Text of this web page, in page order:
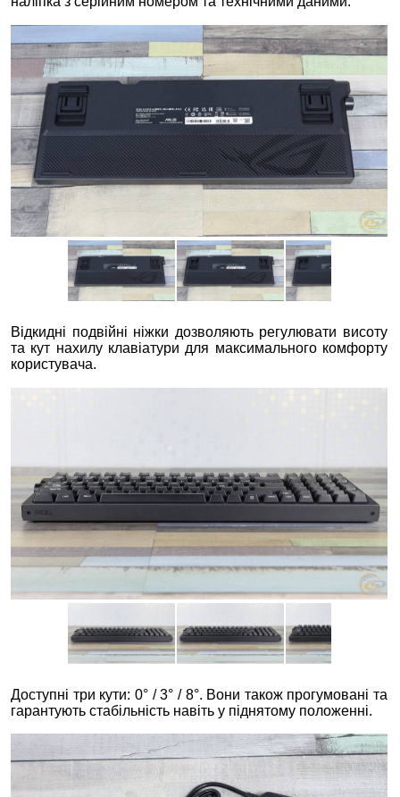
Відкидні подвійні ніжки дозволяють регулювати висоту
та кут нахилу клавіатури для максимального комфорту
користувача.
Доступні три кути: 0° / 3° / 8°. Вони також прогумовані та
гарантують стабільність навіть у піднятому положенні.